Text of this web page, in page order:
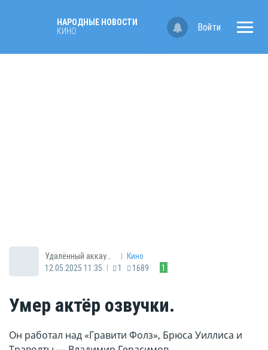
НАРОДНЫЕ НОВОСТИ
КИНО
Войти
|
Кино
12.05.2025 11:35 | 1 1689 1
Умер актёр озвучки.
Он работал над «Гравити Фолз», Брюса Уиллиса и